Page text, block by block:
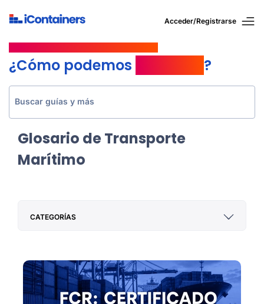
Acceder/Registrarse
¿Cómo podemos ?
Buscar guías y más
Glosario de Transporte
Marítimo
CATEGORÍAS
Contenedores y Palés
Glosario de Transporte Marítimo